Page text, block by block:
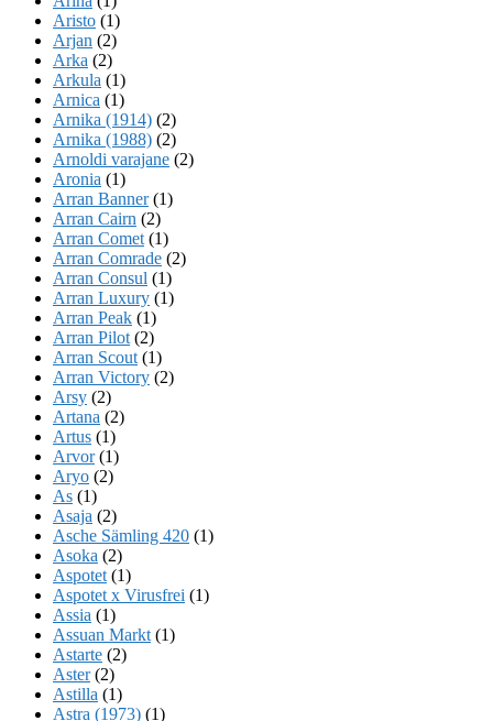
Aristo (1)
Arjan (2)
Arka (2)
Arkula (1)
Arnica (1)
Arnika (1914) (2)
Arnika (1988) (2)
Arnoldi varajane (2)
Aronia (1)
Arran Banner(1)
Arran Cairn (2)
Arran Comet (1)
Arran Comrade (2)
Arran Consul (1)
Arran Luxury (1)
Arran Peak (1)
Arran Pilot (2)
Arran Scout (1)
Arran Victory (2)
Arsy (2)
Artana (2)
Artus (1)
Arvor(1)
Aryo (2)
As (1)
Asaja (2)
Asche Sämling 420 (1)
Asoka (2)
Aspotet (1)
Aspotet x Virusfrei (1)
Assia (1)
Assuan Markt (1)
Astarte (2)
Aster(2)
Astilla (1)
Astra (1973) (1)